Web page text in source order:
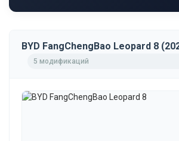
BYD FangChengBao Leopard 8
5 модификаций